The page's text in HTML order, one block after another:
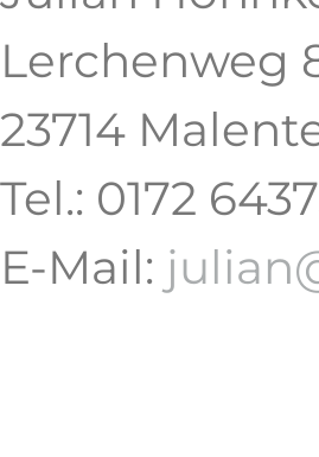
Lerchenweg
23714
Tel.: 0172
E-Mail: